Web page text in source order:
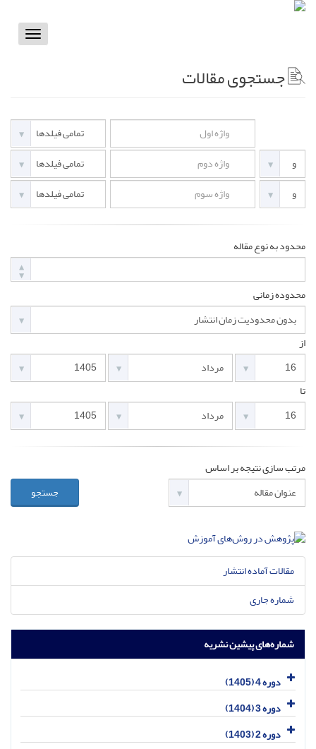
Toggle
جستجوی مقالات
محدود به نوع مقاله
محدوده زمانی
از
تا
مرتب سازی نتیجه بر اساس
جستجو
مقالات آماده انتشار
شماره جاری
شماره‌های پیشین نشریه
دوره 4 (1405)
دوره 3 (1404)
دوره 2 (1403)